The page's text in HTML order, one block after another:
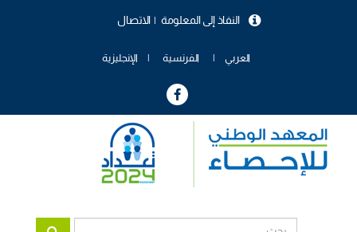
الاتصال النفاذ إلى المعلومة
العربي الفرنسية الإنجليزية